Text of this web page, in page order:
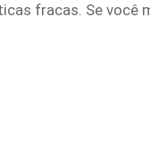
fracas. Se você